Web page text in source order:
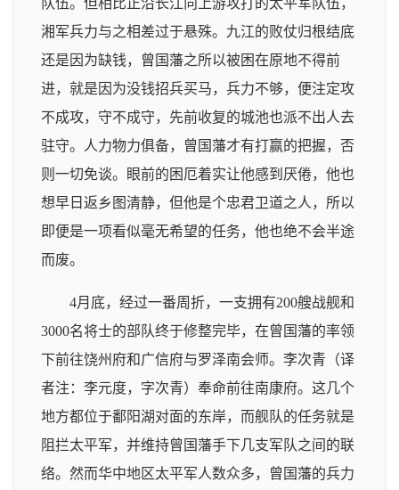
队伍。但相比正沿长江向上游攻打的太平军队伍，
湘军兵力与之相差过于悬殊。九江的败仗归根结底
还是因为缺钱，曾国藩之所以被困在原地不得前
进，就是因为没钱招兵买马，兵力不够，便注定攻
不成攻，守不成守，先前收复的城池也派不出人去
驻守。人力物力俱备，曾国藩才有打赢的把握，否
则一切免谈。眼前的困厄着实让他感到厌倦，他也
想早日返乡图清静，但他是个忠君卫道之人，所以
即便是一项看似毫无希望的任务，他也绝不会半途
而废。
4月底，经过一番周折，一支拥有200艘战舰和
3000名将士的部队终于修整完毕，在曾国藩的率领
下前往饶州府和广信府与罗泽南会师。李次青（译
者注：李元度，字次青）奉命前往南康府。这几个
地方都位于鄱阳湖对面的东岸，而舰队的任务就是
阻拦太平军，并维持曾国藩手下几支军队之间的联
络。然而华中地区太平军人数众多，曾国藩的兵力